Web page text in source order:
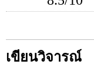
เขียนวิจารณ์